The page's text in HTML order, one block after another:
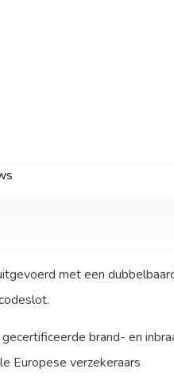
met een
gecertificeerde brand- en
Europese verzekeraars